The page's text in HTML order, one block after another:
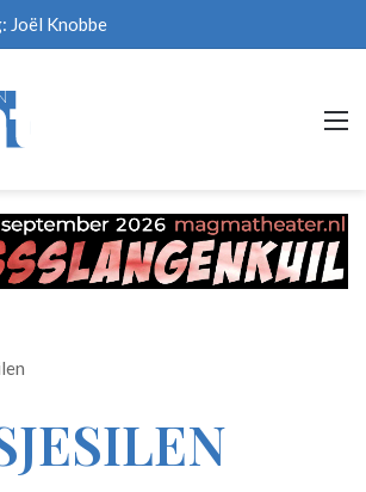
Joël Knobbe